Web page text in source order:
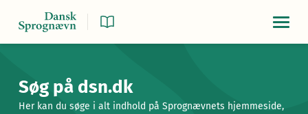
Søg på dsn.dk
Her kan du søge i alt indhold på Sprognævnets hjemmeside,